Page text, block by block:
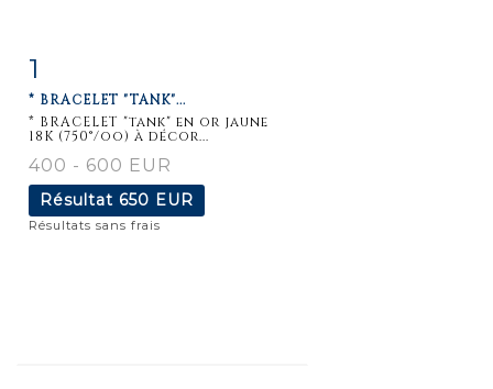
détaillée
1
* BRACELET "TANK"...
* BRACELET "tank" en or jaune
18K (750°/oo) à décor...
400 - 600 EUR
Résultat 650 EUR
Résultats sans frais